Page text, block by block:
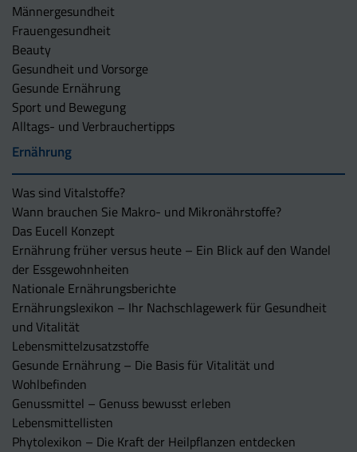
Männergesundheit
Frauengesundheit
Beauty
Gesundheit und Vorsorge
Gesunde Ernährung
Sport und Bewegung
Alltags- und Verbrauchertipps
Ernährung
Was sind Vitalstoffe?
Wann brauchen Sie Makro- und Mikronährstoffe?
Das Eucell Konzept
Ernährung früher versus heute – Ein Blick auf den Wandel
der Essgewohnheiten
Nationale Ernährungsberichte
Ernährungslexikon – Ihr Nachschlagewerk für Gesundheit
und Vitalität
Lebensmittelzusatzstoffe
Gesunde Ernährung – Die Basis für Vitalität und
Wohlbefinden
Genussmittel – Genuss bewusst erleben
Lebensmittellisten
Phytolexikon – Die Kraft der Heilpflanzen entdecken